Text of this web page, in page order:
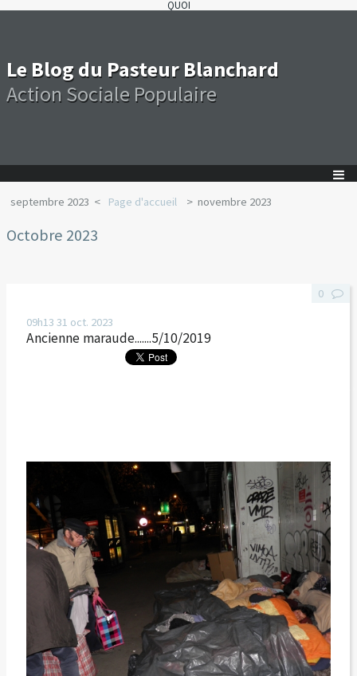
QUOI
Le Blog du Pasteur Blanchard
Action Sociale Populaire
septembre 2023 Page d'accueil novembre 2023
Octobre 2023
09h13 31 oct. 2023
Ancienne maraude.......5/10/2019
0